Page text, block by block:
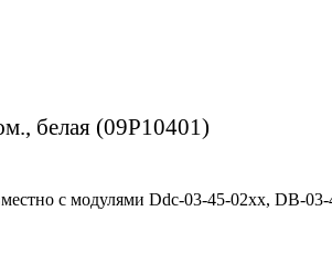
белая (09P10401)
с модулями Ddc-03-45-02хх, DB-03-